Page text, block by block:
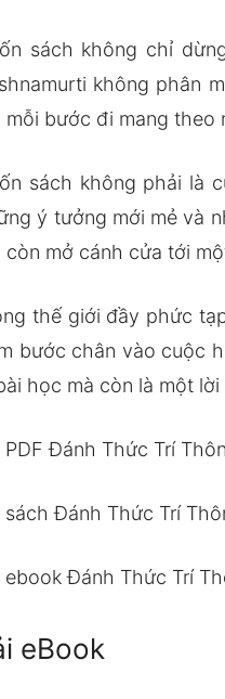
sách không chỉ
không phân
mỗi bước đi mang theo
sách không phải là
ý tưởng mới mẻ và
còn mở cánh cửa tới
thế giới đầy phức
bước chân vào cuộc
học mà còn là một
PDF Đánh Thức Trí
sách Đánh Thức Trí
ebook Đánh Thức Trí
eBook